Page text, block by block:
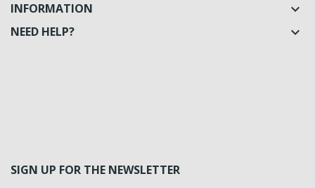
INFORMATION 
NEED HELP? 
SIGN UP FOR THE NEWSLETTER